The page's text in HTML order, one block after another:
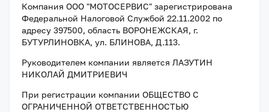
Компания ООО "МОТОСЕРВИС" зарегистрирована
Федеральной Налоговой Службой 22.11.2002 по
адресу 397500, область ВОРОНЕЖСКАЯ, г.
БУТУРЛИНОВКА, ул. БЛИНОВА, Д.113.
Руководителем компании является ЛАЗУТИН
НИКОЛАЙ ДМИТРИЕВИЧ
При регистрации компании ОБЩЕСТВО С
ОГРАНИЧЕННОЙ ОТВЕТСТВЕННОСТЬЮ